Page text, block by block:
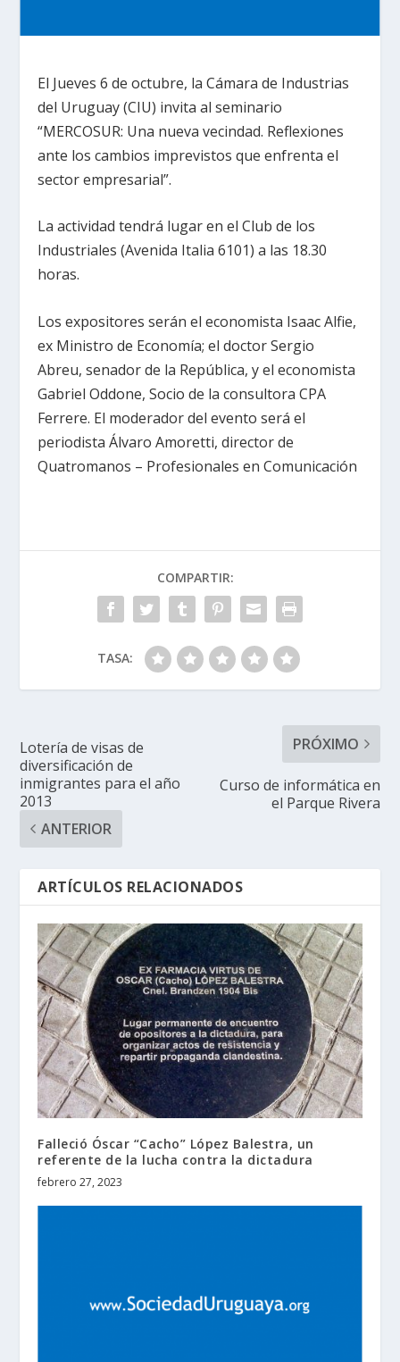
El Jueves 6 de octubre, la Cámara de Industrias
del Uruguay (CIU) invita al seminario
“MERCOSUR: Una nueva vecindad. Reflexiones
ante los cambios imprevistos que enfrenta el
sector empresarial”.
La actividad tendrá lugar en el Club de los
Industriales (Avenida Italia 6101) a las 18.30
horas.
Los expositores serán el economista Isaac Alfie,
ex Ministro de Economía; el doctor Sergio
Abreu, senador de la República, y el economista
Gabriel Oddone, Socio de la consultora CPA
Ferrere. El moderador del evento será el
periodista Álvaro Amoretti, director de
Quatromanos – Profesionales en Comunicación
COMPARTIR:
TASA:
Lotería de visas de
diversificación de
inmigrantes para el año
2013
ANTERIOR
PRÓXIMO
Curso de informática en
el Parque Rivera
ARTÍCULOS RELACIONADOS
Falleció Óscar “Cacho” López Balestra, un
referente de la lucha contra la dictadura
febrero 27, 2023